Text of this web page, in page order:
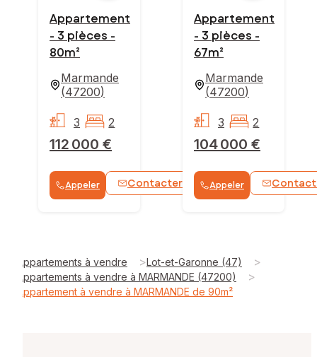
Appartement
- 3 pièces -
80m²
Marmande
(47200)
112 000 €
3 2
Appeler Contacter WhatsApp
Appartement
- 3 pièces -
67m²
Marmande
(47200)
104 000 €
3 2
Appeler
Appartements à vendre >Lot-et-Garonne (47) >
Appartements à vendre à MARMANDE (47200) >
Appartement à vendre à MARMANDE de 90m²